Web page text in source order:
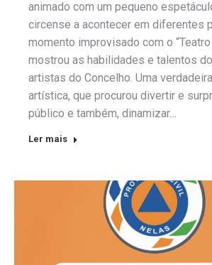
animado com um pequeno
circense a acontecer em diferentes
momento improvisado com o
mostrou as habilidades e talentos
artistas do Concelho. Uma
artística, que procurou divertir e
público e também, dinamizar…
Ler mais